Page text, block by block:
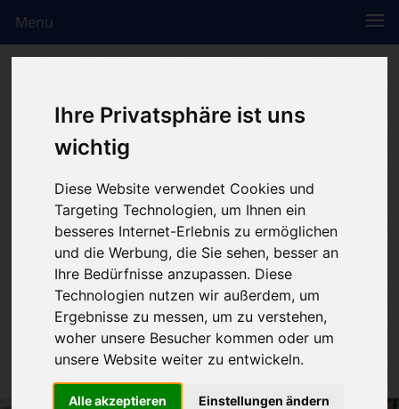
Ihre Privatsphäre ist uns
wichtig
Diese Website verwendet Cookies und
Targeting Technologien, um Ihnen ein
besseres Internet-Erlebnis zu ermöglichen
und die Werbung, die Sie sehen, besser an
Ihre Bedürfnisse anzupassen. Diese
Technologien nutzen wir außerdem, um
Ergebnisse zu messen, um zu verstehen,
woher unsere Besucher kommen oder um
unsere Website weiter zu entwickeln.
Alle akzeptieren Einstellungen ändern
Menu